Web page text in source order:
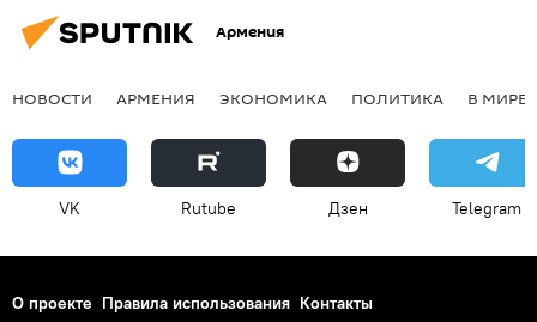
Армения
НОВОСТИ АРМЕНИЯ ЭКОНОМИКА ПОЛИТИКА В МИРЕ
VK Rutube Дзен Telegram
О проекте Правила использования Контакты